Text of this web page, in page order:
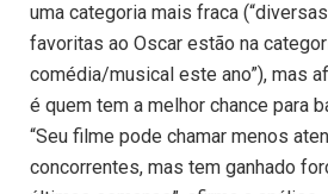
uma categoria mais fraca
favoritas ao Oscar estão na
comédia/musical este ano”), mas
é quem tem a melhor chance para
“Seu filme pode chamar menos
concorrentes, mas tem ganhado